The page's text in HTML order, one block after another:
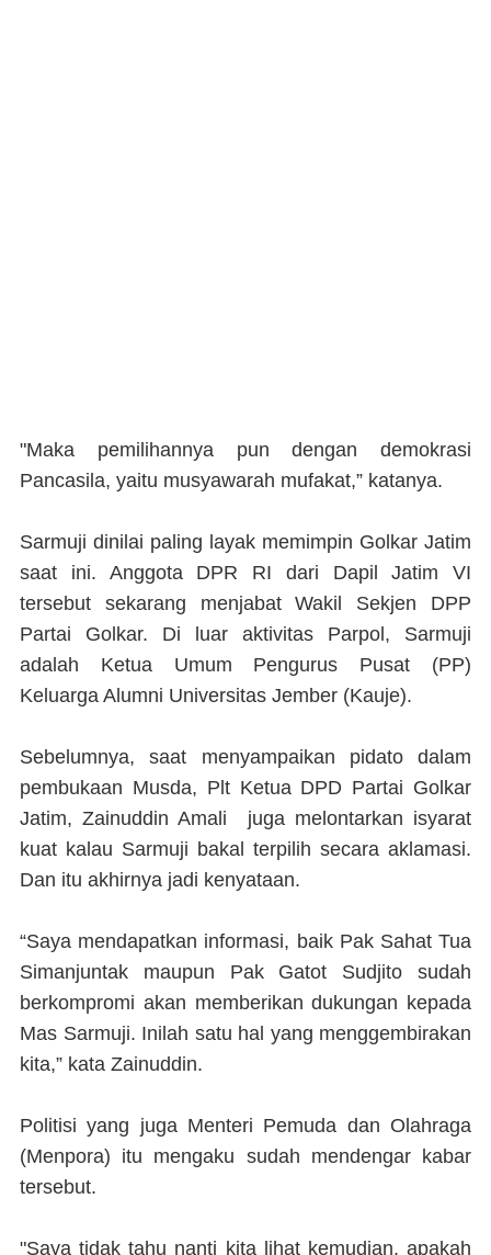
"Maka pemilihannya pun dengan demokrasi
Pancasila, yaitu musyawarah mufakat,” katanya.
Sarmuji dinilai paling layak memimpin Golkar Jatim
saat ini. Anggota DPR RI dari Dapil Jatim VI
tersebut sekarang menjabat Wakil Sekjen DPP
Partai Golkar. Di luar aktivitas Parpol, Sarmuji
adalah Ketua Umum Pengurus Pusat (PP)
Keluarga Alumni Universitas Jember (Kauje).
Sebelumnya, saat menyampaikan pidato dalam
pembukaan Musda, Plt Ketua DPD Partai Golkar
Jatim, Zainuddin Amali juga melontarkan isyarat
kuat kalau Sarmuji bakal terpilih secara aklamasi.
Dan itu akhirnya jadi kenyataan.
“Saya mendapatkan informasi, baik Pak Sahat Tua
Simanjuntak maupun Pak Gatot Sudjito sudah
berkompromi akan memberikan dukungan kepada
Mas Sarmuji. Inilah satu hal yang menggembirakan
kita,” kata Zainuddin.
Politisi yang juga Menteri Pemuda dan Olahraga
(Menpora) itu mengaku sudah mendengar kabar
tersebut.
"Saya tidak tahu nanti kita lihat kemudian, apakah